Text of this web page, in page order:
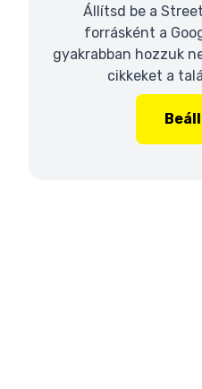
Állítsd be a
forrásként a
gyakrabban hozzuk
cikkeket a